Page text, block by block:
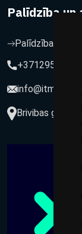
Palīdzība
Palīdzība un
+37129564547
Brivibas gatve